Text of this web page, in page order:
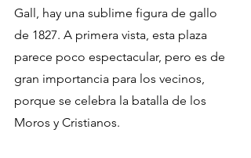
Gall, hay una sublime figura de gallo
de 1827. A primera vista, esta plaza
parece poco espectacular, pero es de
gran importancia para los vecinos,
porque se celebra la batalla de los
Moros y Cristianos.